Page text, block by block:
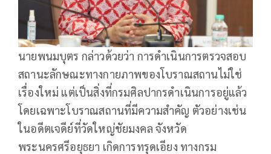
นายพนมบุตร กล่าวด้วยว่า การดำเนินการตรวจสอบ
สถานะลักษณะทางกายภาพของโบราณสถานไม่ใช่
เรื่องใหม่ แต่เป็นสิ่งที่กรมศิลปากรดำเนินการอยู่แล้ว
โดยเฉพาะโบราณสถานที่มีความสำคัญ ตัวอย่างเช่น
ในอดีตเจดีย์ที่วัดใหญ่ชัยมงคล จังหวัด
พระนครศรีอยุธยา เกิดการทรุดเอียง ทางกรม